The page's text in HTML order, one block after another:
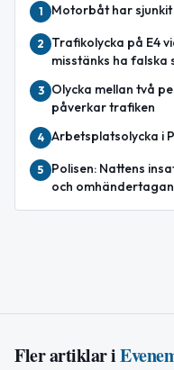
1 Motorbåt har
2
Trafikolycka på E4
misstänks ha falska
3
Olycka mellan två
påverkar trafiken
4 Arbetsplatsolycka i
5
Polisen: Nattens
och
Fler artiklar i